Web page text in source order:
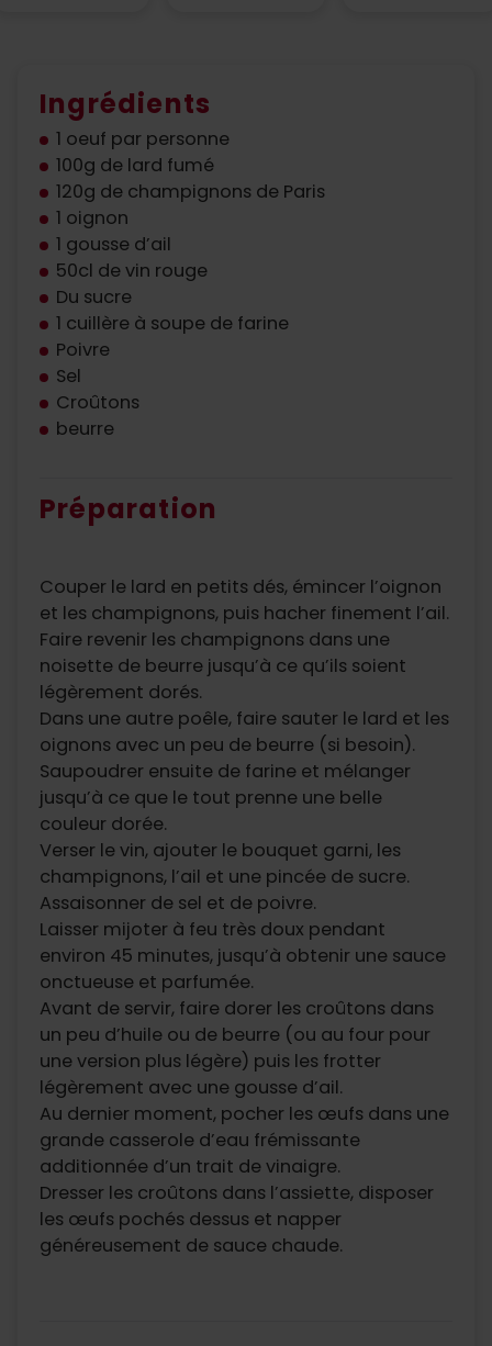
Ingrédients
1 oeuf par personne
100g de lard fumé
120g de champignons de Paris
1 oignon
1 gousse d’ail
50cl de vin rouge
Du sucre
1 cuillère à soupe de farine
Poivre
Sel
Croûtons
beurre
Préparation
Couper le lard en petits dés, émincer l’oignon
et les champignons, puis hacher finement l’ail.
Faire revenir les champignons dans une
noisette de beurre jusqu’à ce qu’ils soient
légèrement dorés.
Dans une autre poêle, faire sauter le lard et les
oignons avec un peu de beurre (si besoin).
Saupoudrer ensuite de farine et mélanger
jusqu’à ce que le tout prenne une belle
couleur dorée.
Verser le vin, ajouter le bouquet garni, les
champignons, l’ail et une pincée de sucre.
Assaisonner de sel et de poivre.
Laisser mijoter à feu très doux pendant
environ 45 minutes, jusqu’à obtenir une sauce
onctueuse et parfumée.
Avant de servir, faire dorer les croûtons dans
un peu d’huile ou de beurre (ou au four pour
une version plus légère) puis les frotter
légèrement avec une gousse d’ail.
Au dernier moment, pocher les œufs dans une
grande casserole d’eau frémissante
additionnée d’un trait de vinaigre.
Dresser les croûtons dans l’assiette, disposer
les œufs pochés dessus et napper
généreusement de sauce chaude.